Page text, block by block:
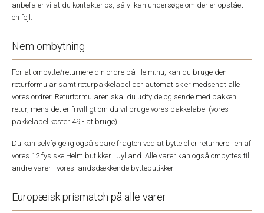
anbefaler vi at du kontakter os, så vi kan undersøge om der er opstået
en fejl.
Nem ombytning
For at ombytte/returnere din ordre på Helm.nu, kan du bruge den
returformular samt returpakkelabel der automatisk er medsendt alle
vores ordrer. Returformularen skal du udfylde og sende med pakken
retur, mens det er frivilligt om du vil bruge vores pakkelabel (vores
pakkelabel koster 49,- at bruge).
Du kan selvfølgelig også spare fragten ved at bytte eller returnere i en af
vores 12 fysiske Helm butikker i Jylland. Alle varer kan også ombyttes til
andre varer i vores landsdækkende byttebutikker.
Europæisk prismatch på alle varer